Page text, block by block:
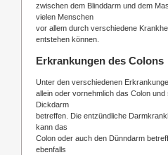
zwischen dem Blinddarm und dem
vielen Menschen
vor allem durch verschiedene
entstehen können.
Erkrankungen des Colons
Unter den verschiedenen
allein oder vornehmlich das Colon und
Dickdarm
betreffen. Die entzündliche
kann das
Colon oder auch den Dünndarm
ebenfalls